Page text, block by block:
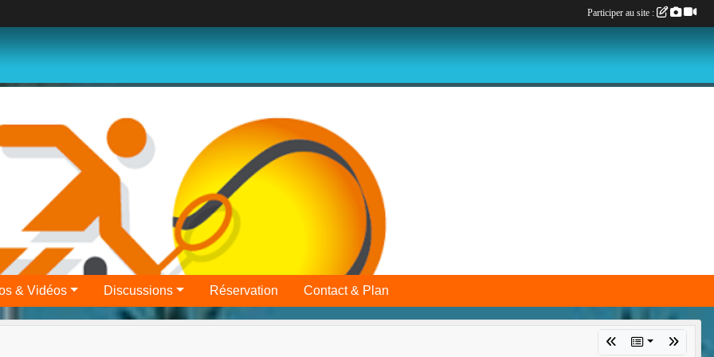
& Vidéos Discussions Réservation Contact & Plan
Participer au site :